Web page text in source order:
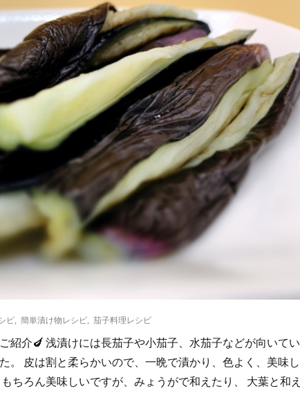
ピ 簡単漬け物レシピ 茄子料理レシピ
紹介🍆 浅漬けには長茄子や小茄子、水茄子などが向いてい
。 皮は割と柔らかいので、一晩で漬かり、色よく、美味し
ちろん美味しいですが、みょうがで和えたり、 大葉と和え